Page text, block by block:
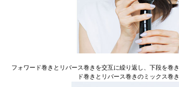
フォワード巻きとリバース巻きを交互に繰り返し、下段を巻
ド巻きとリバース巻きのミックス巻き